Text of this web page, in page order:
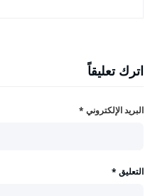
اترك تعليقاً
البريد الإلكتروني *
التعليق *